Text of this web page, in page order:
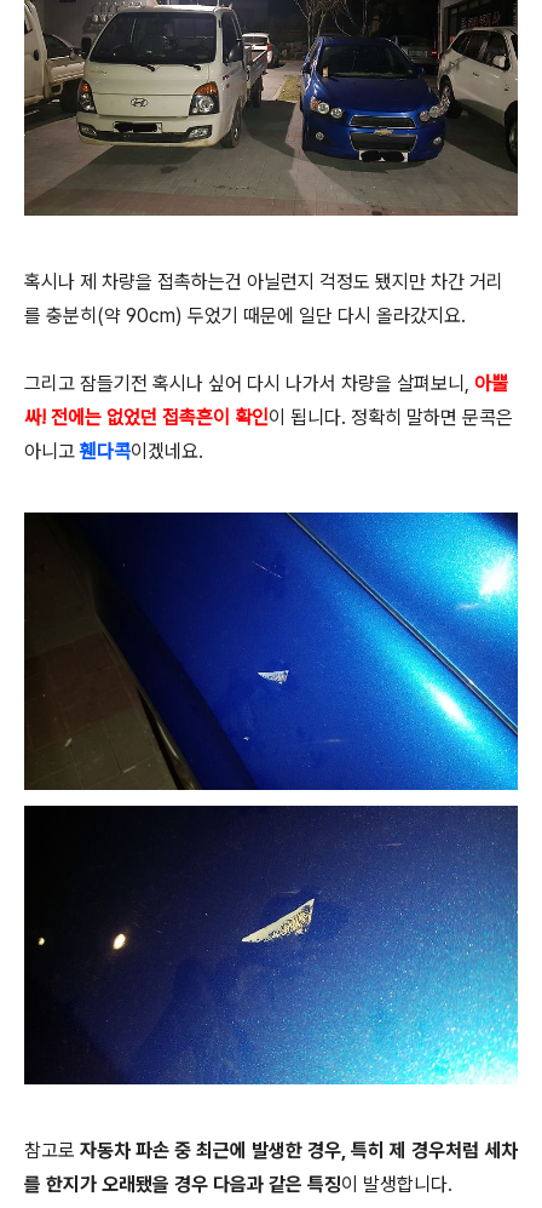
혹시나 제 차량을 접촉하는건 아닐런지 걱정도 됐지만 차간 거리
를 충분히(약 90cm) 두었기 때문에 일단 다시 올라갔지요.
그리고 잠들기전 혹시나 싶어 다시 나가서 차량을 살펴보니,
아뿔
싸! 전에는 없었던 접촉흔이 확인이 됩니다. 정확히 말하면 문콕은
아니고휀다콕이겠네요.
참고로 자동차 파손 중 최근에 발생한 경우, 특히 제 경우처럼 세차
를 한지가 오래됐을 경우 다음과 같은 특징이 발생합니다.